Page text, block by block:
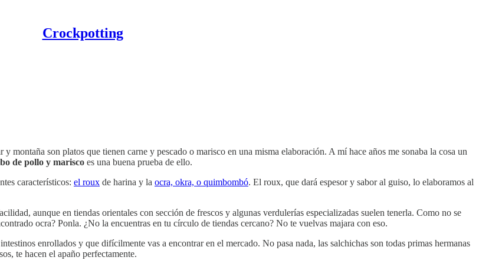
Crockpotting
y montaña son platos que tienen carne y pescado o marisco en una misma elaboración. A mí hace años me sonaba la cosa un
de pollo y marisco es una buena prueba de ello.
característicos: el roux de harina y la ocra, okra, o quimbombó. El roux, que dará espesor y sabor al guiso, lo elaboramos al
aunque en tiendas orientales con sección de frescos y algunas verdulerías especializadas suelen tenerla. Como no se
ocra? Ponla. ¿No la encuentras en tu círculo de tiendas cercano? No te vuelvas majara con eso.
enrollados y que difícilmente vas a encontrar en el mercado. No pasa nada, las salchichas son todas primas hermanas
te hacen el apaño perfectamente.